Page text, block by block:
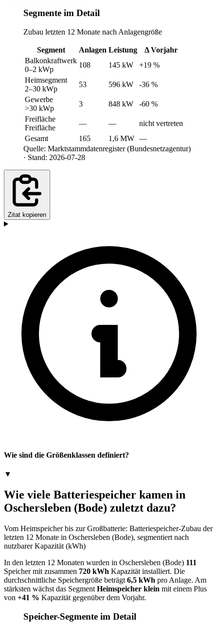
Segmente im Detail
Zubau letzten 12 Monate nach Anlagengröße
Segment Anlagen Leistung
Δ Vorjahr
Balkonkraftwerk
0–2 kWp
108 145 kW
+19 %
Heimsegment
2–30 kWp
53 596 kW
-36 %
Gewerbe
>30 kWp
3 848 kW
-60 %
Freifläche
Freifläche
— —
nicht vertreten
Gesamt
165 1,6 MW —
Quelle: Marktstammdatenregister (Bundesnetzagentur)
· Stand: 2026-07-28
Zitat kopieren
Wie sind die Größenklassen definiert?
▼
Wie viele Batteriespeicher kamen in
Oschersleben (Bode) zuletzt dazu?
Vom Heimspeicher bis zur Großbatterie: Batteriespeicher-Zubau der
letzten 12 Monate in Oschersleben (Bode), segmentiert nach
nutzbarer Kapazität (kWh)
In den letzten 12 Monaten wurden in Oschersleben (Bode) 111
Speicher mit zusammen 720 kWh Kapazität installiert. Die
durchschnittliche Speichergröße beträgt 6,5 kWh pro Anlage. Am
stärksten wächst das Segment Heimspeicher klein mit einem Plus
von +41 % Kapazität gegenüber dem Vorjahr.
Speicher-Segmente im Detail